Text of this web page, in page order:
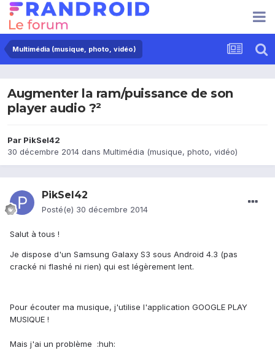
Multimédia (musique, photo, vidéo)
Augmenter la ram/puissance de son
player audio ?²
Par PikSel42
30 décembre 2014 dans Multimédia (musique, photo, vidéo)
PikSel42
Posté(e) 30 décembre 2014
Salut à tous !
Je dispose d'un Samsung Galaxy S3 sous Android 4.3 (pas
cracké ni flashé ni rien) qui est légèrement lent.
Pour écouter ma musique, j'utilise l'application GOOGLE PLAY
MUSIQUE !
Mais j'ai un problème :huh: